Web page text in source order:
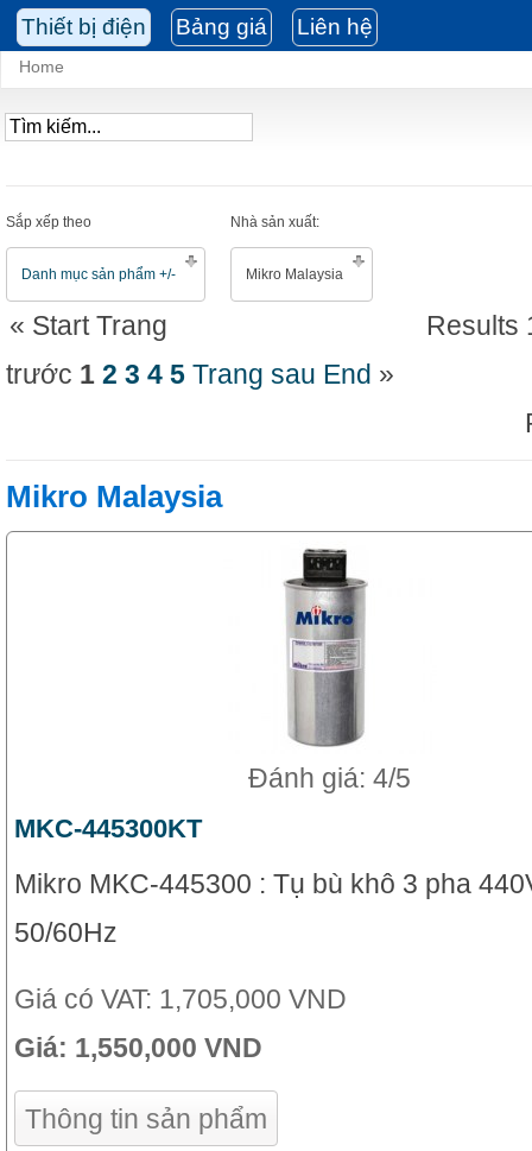
Thiết bị điện Bảng giá Liên hệ
Home
Sắp xếp theo
Danh mục sản phẩm +/-
Nhà sản xuất:
Mikro Malaysia
Results
« Start Trang
trước 1 2 3 4 5 Trang sau End »
Mikro Malaysia
Đánh giá: 4/5
MKC-445300KT
Mikro MKC-445300 : Tụ bù khô 3 pha
50/60Hz
Giá có VAT: 1,705,000 VND
Giá: 1,550,000 VND
Thông tin sản phẩm